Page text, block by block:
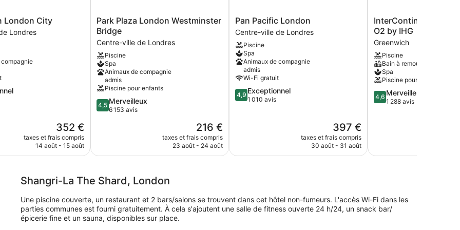
place
(Shard)
London City
Londres
Le
nouveau
prix
352 €
taxes et frais compris
14 août - 15 août
Park
Plaza
London
Westminster
Bridge
Centre-
ville
de
Londres
Park Plaza London Westminster
Bridge
Centre-ville de Londres
Piscine
Spa
Animaux de compagnie
admis
Piscine pour enfants
4.5
sur
4,5 Merveilleux
6 153 avis
Le
nouveau
prix
216 €
taxes et frais compris
23 août - 24 août
Pan
Pacific
London
Centre-
ville
de
Londres
Pan Pacific London
Centre-ville de Londres
Piscine
Spa
Animaux de compagnie
admis
Wi-Fi gratuit
4.9
sur
4,9 Exceptionnel
1 010 avis
Le
nouveau
prix
397 €
taxes et frais compris
30 août - 31 août
InterContinental
London
-
The
O2
by
IHG
Greenwich
InterContinental
O2 by IHG
Greenwich
Piscine
Bain à remous
Spa
Piscine pour enfants
4.6
sur
4,6 Merveilleux
1 288 avis
Shangri-La The Shard, London
Une piscine couverte, un restaurant et 2 bars/salons se trouvent dans cet hôtel non-fumeurs. L'accès Wi-Fi dans les
parties communes est fourni gratuitement. À cela s'ajoutent une salle de fitness ouverte 24 h/24, un snack bar/
épicerie fine et un sauna, disponibles sur place.